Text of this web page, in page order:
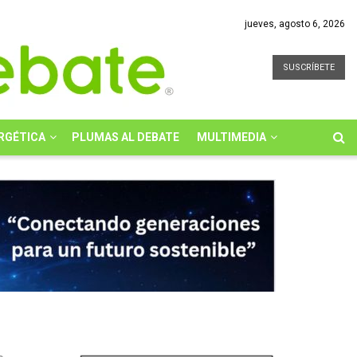
jueves, agosto 6, 2026
SUSCRÍBETE
PLUMAS AL DEBATE MULTIMEDIA